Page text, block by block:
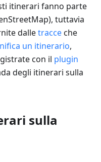
itinerari fanno parte
tuttavia
dalletracceche
un itinerario,
con il plugin
degli itinerari sulla
sulla